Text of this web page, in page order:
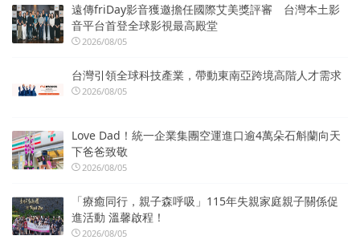
遠傳friDay影音獲邀擔任國際艾美獎評審 台灣本土影
音平台首登全球影視最高殿堂
2026/08/05
台灣引領全球科技產業，帶動東南亞跨境高階人才需求
2026/08/05
Love Dad！統一企業集團空運進口逾4萬朵石斛蘭向天
下爸爸致敬
2026/08/05
「療癒同行，親子森呼吸」115年失親家庭親子關係促
進活動 溫馨啟程！
2026/08/05